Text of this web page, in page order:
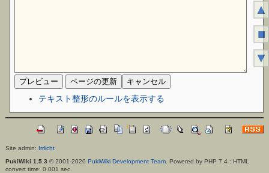
テキスト整形のルールを表示する
Site admin: Irrlicht
PukiWiki 1.5.3 © 2001-2020 PukiWiki Development Team. Powered by PHP 7.4 : HTML
convert time: 0.001 sec.
▲
■
▼